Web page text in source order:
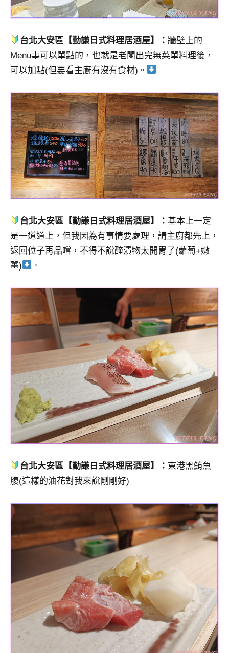
台北大安區【勤謙日式料理居酒屋】：牆壁上的
Menu事可以單點的，也就是老闆出完無菜單料理後，
可以加點(但要看主廚有沒有食材)。
台北大安區【勤謙日式料理居酒屋】：基本上一定
是一道道上，但我因為有事情要處理，請主廚都先上，
返回位子再品嚐，不得不說醃漬物太開胃了(蘿蔔+嫩
薑)
。
台北大安區【勤謙日式料理居酒屋】： 東港黑鮪魚
腹(這樣的油花對我來說剛剛好)